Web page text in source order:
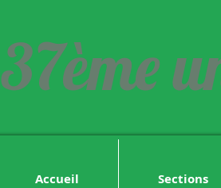
37ème
Accueil Sections